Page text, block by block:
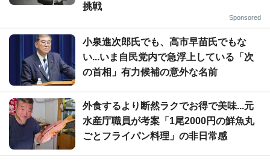
挑戦
Sponsored
小泉進次郎氏でも、高市早苗氏でもな
い...いま自民党内で急浮上している「次
の首相」有力候補の意外な名前
外食するより断然ラクでお得で美味...元
水産庁職員が考案「1尾2000円の鮮魚丸
ごとフライパン料理」の非日常感